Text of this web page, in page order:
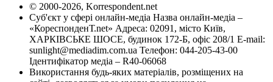
© 2000-2026, Korrespondent.net
Суб'єкт у сфері онлайн-медіа Назва онлайн-медіа –
«КореспонденТ.net» Адреса: 02091, місто Київ,
ХАРКІВСЬКЕ ШОСЕ, будинок 172-Б, офіс 208/1 E-mail:
sunlight@mediadim.com.ua Телефон: 044-205-43-00
Ідентифікатор медіа – R40-06068
Використання будь-яких матеріалів, розміщених на